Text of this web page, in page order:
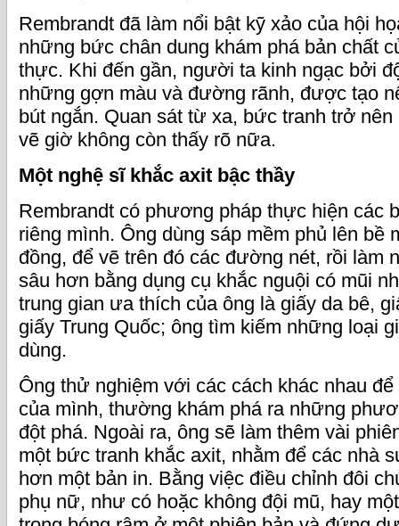
Rembrandt đã làm nổi bật kỹ xảo của hội
những bức chân dung khám phá bản chất
thực. Khi đến gần, người ta kinh ngạc bởi
những gợn màu và đường rãnh, được tạo
bút ngắn. Quan sát từ xa, bức tranh trở
vẽ giờ không còn thấy rõ nữa.
Một nghệ sĩ khắc axit bậc thầy
Rembrandt có phương pháp thực hiện các
riêng mình. Ông dùng sáp mềm phủ lên bề
đồng, để vẽ trên đó các đường nét, rồi làm
sâu hơn bằng dụng cụ khắc nguội có mũi
trung gian ưa thích của ông là giấy da bê,
giấy Trung Quốc; ông tìm kiếm những loại
dùng.
Ông thử nghiệm với các cách khác nhau
của mình, thường khám phá ra những
đột phá. Ngoài ra, ông sẽ làm thêm vài
một bức tranh khắc axit, nhằm để các nhà
hơn một bản in. Bằng việc điều chỉnh đôi
phụ nữ, như có hoặc không đội mũ, hay